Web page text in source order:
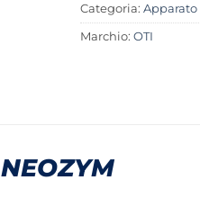
Categoria:
Marchio: OTI
NEOZYM